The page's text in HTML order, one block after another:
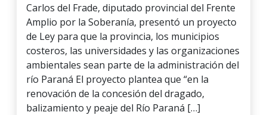
Carlos del Frade, diputado provincial del Frente
Amplio por la Soberanía, presentó un proyecto
de Ley para que la provincia, los municipios
costeros, las universidades y las organizaciones
ambientales sean parte de la administración del
río Paraná El proyecto plantea que “en la
renovación de la concesión del dragado,
balizamiento y peaje del Río Paraná […]